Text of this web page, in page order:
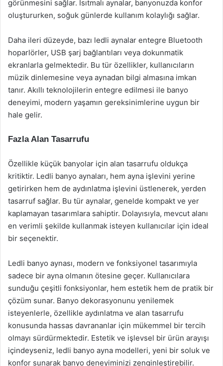
görünmesini sağlar. Isıtmalı aynalar, banyonuzda konfor
oluştururken, soğuk günlerde kullanım kolaylığı sağlar.
Daha ileri düzeyde, bazı ledli aynalar entegre Bluetooth
hoparlörler, USB şarj bağlantıları veya dokunmatik
ekranlarla gelmektedir. Bu tür özellikler, kullanıcıların
müzik dinlemesine veya aynadan bilgi almasına imkan
tanır. Akıllı teknolojilerin entegre edilmesi ile banyo
deneyimi, modern yaşamın gereksinimlerine uygun bir
hale gelir.
Fazla Alan Tasarrufu
Özellikle küçük banyolar için alan tasarrufu oldukça
kritiktir. Ledli banyo aynaları, hem ayna işlevini yerine
getirirken hem de aydınlatma işlevini üstlenerek, yerden
tasarruf sağlar. Bu tür aynalar, genelde kompakt ve yer
kaplamayan tasarımlara sahiptir. Dolayısıyla, mevcut alanı
en verimli şekilde kullanmak isteyen kullanıcılar için ideal
bir seçenektir.
Ledli banyo aynası, modern ve fonksiyonel tasarımıyla
sadece bir ayna olmanın ötesine geçer. Kullanıcılara
sunduğu çeşitli fonksiyonlar, hem estetik hem de pratik bir
çözüm sunar. Banyo dekorasyonunu yenilemek
isteyenlerle, özellikle aydınlatma ve alan tasarrufu
konusunda hassas davrananlar için mükemmel bir tercih
olmayı sürdürmektedir. Estetik ve işlevsel bir ürün arayışı
içindeyseniz, ledli banyo ayna modelleri, yeni bir soluk ve
konfor sunarak banyo deneyiminizi zenginleştirebilir.